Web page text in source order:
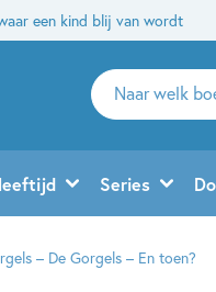
een kind blij van wordt
Zoeken
naar
en
uitgevers
Series
– De Gorgels – En toen?